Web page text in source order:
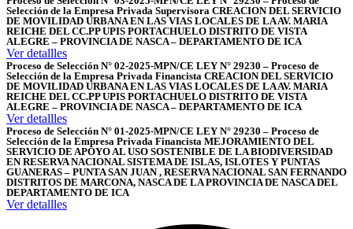
Selección de la Empresa Privada Supervisora CREACION DEL SERVICIO
DE MOVILIDAD URBANA EN LAS VIAS LOCALES DE LA AV. MARIA
REICHE DEL CC.PP UPIS PORTACHUELO DISTRITO DE VISTA
ALEGRE – PROVINCIA DE NASCA – DEPARTAMENTO DE ICA
Ver detallles
Proceso de Selección N° 02-2025-MPN/CE LEY N° 29230 – Proceso de
Selección de la Empresa Privada Financista CREACION DEL SERVICIO
DE MOVILIDAD URBANA EN LAS VIAS LOCALES DE LA AV. MARIA
REICHE DEL CC.PP UPIS PORTACHUELO DISTRITO DE VISTA
ALEGRE – PROVINCIA DE NASCA – DEPARTAMENTO DE ICA
Ver detallles
Proceso de Selección N° 01-2025-MPN/CE LEY N° 29230 – Proceso de
Selección de la Empresa Privada Financista MEJORAMIENTO DEL
SERVICIO DE APOYO AL USO SOSTENIBLE DE LA BIODIVERSIDAD
EN RESERVA NACIONAL SISTEMA DE ISLAS, ISLOTES Y PUNTAS
GUANERAS – PUNTA SAN JUAN , RESERVA NACIONAL SAN FERNANDO
DISTRITOS DE MARCONA, NASCA DE LA PROVINCIA DE NASCA DEL
DEPARTAMENTO DE ICA
Ver detallles